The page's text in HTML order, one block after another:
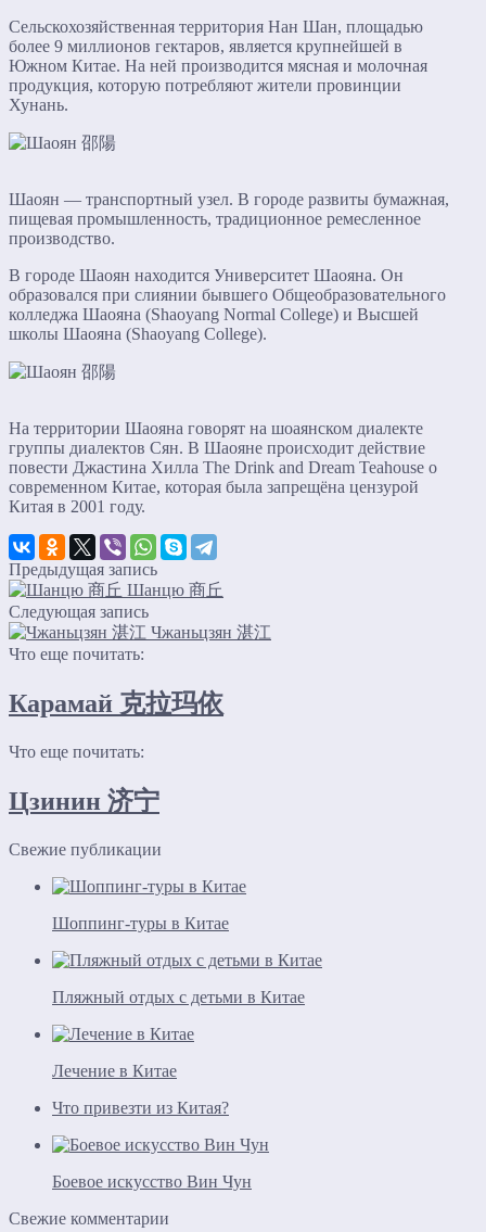
Сельскохозяйственная территория Нан Шан, площадью
более 9 миллионов гектаров, является крупнейшей в
Южном Китае. На ней производится мясная и молочная
продукция, которую потребляют жители провинции
Хунань.
Шаоян — транспортный узел. В городе развиты бумажная,
пищевая промышленность, традиционное ремесленное
производство.
В городе Шаоян находится Университет Шаояна. Он
образовался при слиянии бывшего Общеобразовательного
колледжа Шаояна (Shaoyang Normal College) и Высшей
школы Шаояна (Shaoyang College).
На территории Шаояна говорят на шоаянском диалекте
группы диалектов Сян. В Шаояне происходит действие
повести Джастина Хилла The Drink and Dream Teahouse о
современном Китае, которая была запрещёна цензурой
Китая в 2001 году.
Предыдущая запись
Шанцю 商丘
Следующая запись
Чжаньцзян 湛江
Что еще почитать:
Карамай 克拉玛依
Что еще почитать:
Цзинин 济宁
Свежие публикации
Шоппинг-туры в Китае
Пляжный отдых с детьми в Китае
Лечение в Китае
Что привезти из Китая?
Боевое искусство Вин Чун
Свежие комментарии